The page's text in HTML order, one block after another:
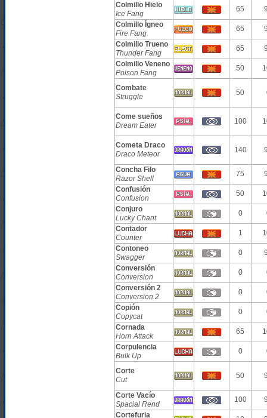
Colmillo Hielo
Ice Fang
65
Colmillo Ígneo
Fire Fang
65
Colmillo Trueno
Thunder Fang
65
Colmillo Veneno
Poison Fang
50
Combate
Struggle
50
Come sueños
Dream Eater
100
Cometa Draco
Draco Meteor
140
Concha Filo
Razor Shell
75
Confusión
Confusion
50
Conjuro
Lucky Chant
0
Contador
Counter
1
Contoneo
Swagger
0
Conversión
Conversion
0
Conversión 2
Conversion 2
0
Copión
Copycat
0
Cornada
Horn Attack
65
Corpulencia
Bulk Up
0
Corte
Cut
50
Corte Vacío
Spacial Rend
100
Cortefuria